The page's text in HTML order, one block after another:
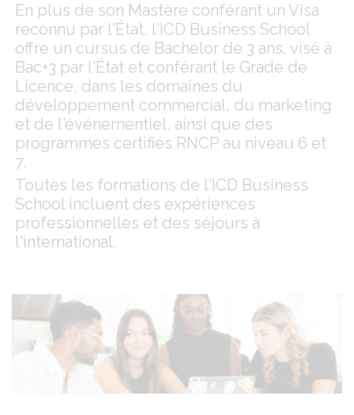
En plus de son Mastère conférant un Visa
reconnu par l'État, l'ICD Business School
offre un cursus de Bachelor de 3 ans, visé à
Bac+3 par l'État et conférant le Grade de
Licence, dans les domaines du
développement commercial, du marketing
et de l'événementiel, ainsi que des
programmes certifiés RNCP au niveau 6 et
7.
Toutes les formations de l'ICD Business
School incluent des expériences
professionnelles et des séjours à
l'international.